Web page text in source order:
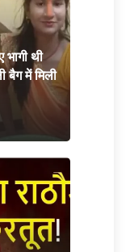
थी
बैग में मिली